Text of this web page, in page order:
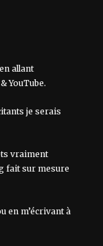
allant
YouTube.
je serais
vraiment
fait sur mesure
en m’écrivant à